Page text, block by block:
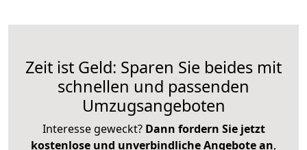
Zeit ist Geld: Sparen Sie beides mit
schnellen und passenden
Umzugsangeboten
Interesse geweckt? Dann fordern Sie jetzt
kostenlose und unverbindliche Angebote an,